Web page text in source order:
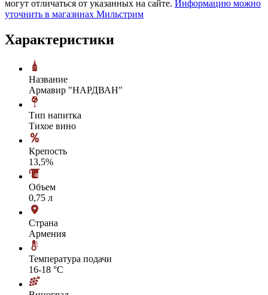
могут отличаться от указанных на сайте. Информацию можно
уточнить в магазинах Мильстрим
Характеристики
Название
Армавир "НАРДВАН"
Тип напитка
Тихое вино
Крепость
13,5%
Объем
0,75 л
Страна
Армения
Температура подачи
16-18 °С